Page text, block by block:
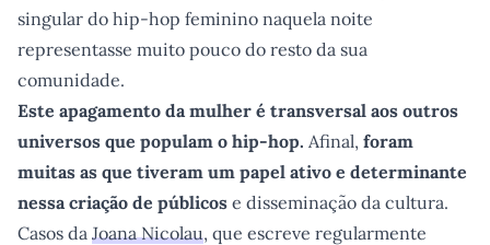
singular do hip-hop feminino naquela noite
representasse muito pouco do resto da sua
comunidade.
Este apagamento da mulher é transversal aos outros
universos que populam o hip-hop. Afinal, foram
muitas as que tiveram um papel ativo e determinante
nessa criação de públicos e disseminação da cultura.
Casos da Joana Nicolau, que escreve regularmente